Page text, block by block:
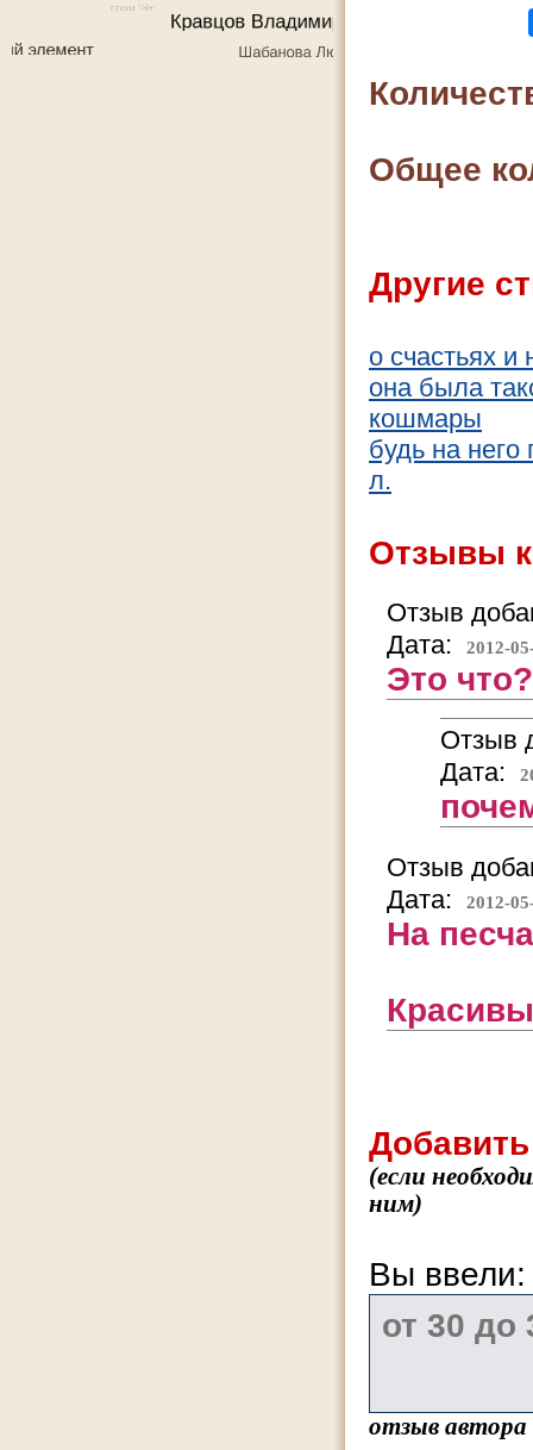
Общее
Другие
о счастьях и
она была
кошмары
будь на
л.
Отзывы
Отзыв
Дата:
2012-
Это
Отзыв
Дата:
Отзыв
Дата:
2012-
На
(если
ним)
Вы
отзыв